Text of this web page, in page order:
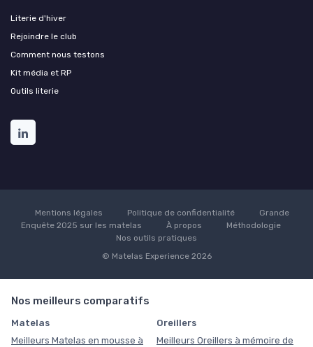
Literie d'hiver
Rejoindre le club
Comment nous testons
Kit média et RP
Outils literie
Mentions légales Politique de confidentialité
Grande
Enquête 2025 sur les matelas
À propos
Méthodologie
Nos outils pratiques
© Matelas Experience 2026
Nos meilleurs comparatifs
Matelas
Meilleurs Matelas en mousse à
Oreillers
Meilleurs Oreillers à mémoire de